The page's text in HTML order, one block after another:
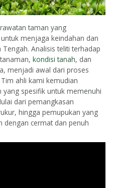
taman yang
menjaga keindahan dan
Analisis teliti terhadap
kondisi tanah, dan
menjadi awal dari proses
ahli kami kemudian
spesifik untuk memenuhi
dari pemangkasan
hingga pemupukan yang
dengan cermat dan penuh